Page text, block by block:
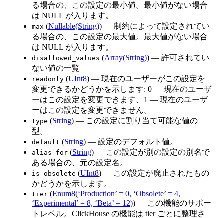
る場合の、この設定の最小値。最小値がない場合
は NULL が入ります。
max (Nullable(String)) — 制約によって設定されてい
る場合の、この設定の最大値。最大値がない場合
は NULL が入ります。
disallowed_values (Array(String)) — 許可されてい
ない値の一覧
readonly (UInt8) — 現在のユーザーがこの設定を
変更できるかどうかを示します: 0 — 現在のユーザ
ーはこの設定を変更できます、1 — 現在のユーザ
ーはこの設定を変更できません。
type (String) — この設定に割り当て可能な値の
型。
default (String) — 設定のデフォルト値。
alias_for (String) — この設定が別の設定の別名で
ある場合の、元の設定名。
is_obsolete (UInt8) — この設定が廃止されたもの
かどうかを示します。
tier (Enum8(‘Production’ = 0, ‘Obsolete’ = 4,
‘Experimental’ = 8, ‘Beta’ = 12)) — この機能のサポー
トレベル。ClickHouse の機能は tier ごとに整理さ